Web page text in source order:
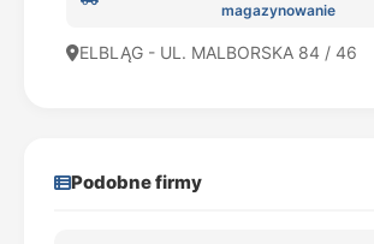
magazynowanie
ELBLĄG - UL. MALBORSKA 84 / 46
Podobne firmy